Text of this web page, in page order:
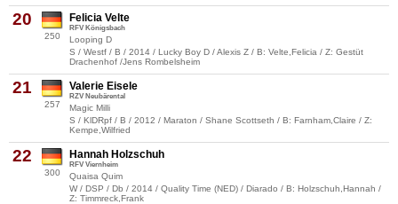
20
250
Felicia Velte
RFV Königsbach
Looping D
S / Westf / B / 2014 / Lucky Boy D / Alexis Z / B: Velte,Felicia / Z: Gestüt
Drachenhof /Jens Rombelsheim
21
257
Valerie Eisele
RZV Neubärental
Magic Milli
S / KlDRpf / B / 2012 / Maraton / Shane Scottseth / B: Farnham,Claire / Z:
Kempe,Wilfried
22
300
Hannah Holzschuh
RFV Viernheim
Quaisa Quim
W / DSP / Db / 2014 / Quality Time (NED) / Diarado / B: Holzschuh,Hannah /
Z: Timmreck,Frank